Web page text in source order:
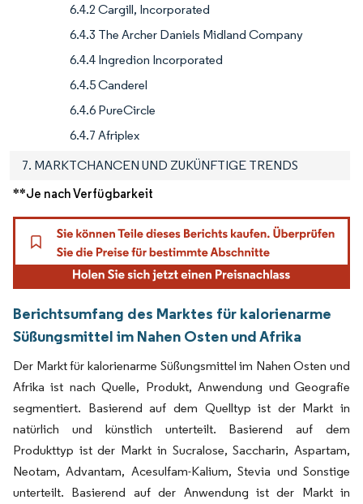
6.4.2 Cargill, Incorporated
6.4.3 The Archer Daniels Midland Company
6.4.4 Ingredion Incorporated
6.4.5 Canderel
6.4.6 PureCircle
6.4.7 Afriplex
7. MARKTCHANCEN UND ZUKÜNFTIGE TRENDS
**Je nach Verfügbarkeit
Berichtsumfang des Marktes für kalorienarme
Süßungsmittel im Nahen Osten und Afrika
Der Markt für kalorienarme Süßungsmittel im Nahen Osten und
Afrika ist nach Quelle, Produkt, Anwendung und Geografie
segmentiert. Basierend auf dem Quelltyp ist der Markt in
natürlich und künstlich unterteilt. Basierend auf dem
Produkttyp ist der Markt in Sucralose, Saccharin, Aspartam,
Neotam, Advantam, Acesulfam-Kalium, Stevia und Sonstige
unterteilt. Basierend auf der Anwendung ist der Markt in